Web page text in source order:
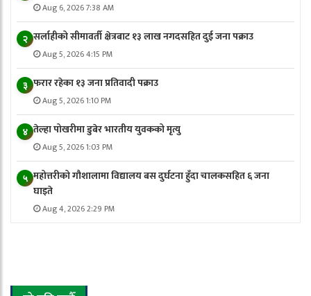
Aug 6, 2026 7:38 AM
२ सर्लाहीको सीमावर्ती क्षेत्रबाट १३ लाख नगदसहित दुई जना पक्राउ
Aug 5, 2026 4:15 PM
३ फरार रहेका १३ जना प्रतिवादी पक्राउ
Aug 5, 2026 1:10 PM
४ तेल्हा पोखरीमा डुबेर भारतीय युवकको मृत्यु
Aug 5, 2026 1:03 PM
५ महोत्तरीको गौशालामा विद्यालय बस दुर्घटना हुँदा चालकसहित ६ जना
घाइते
Aug 4, 2026 2:29 PM